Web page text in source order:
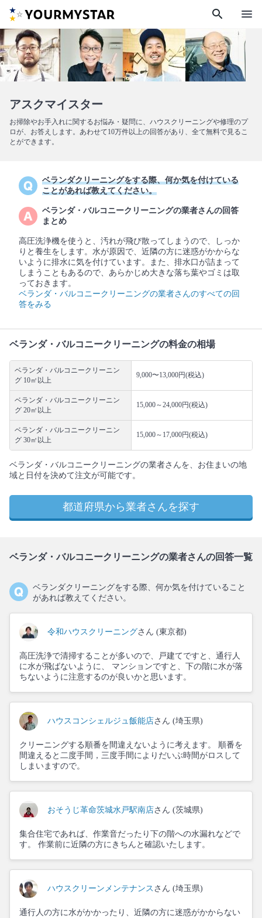
search menu
アスクマイスター
お掃除やお手入れに関するお悩み・疑問に、ハウスクリーニングや修理のプ
ロが、お答えします。あわせて10万件以上の回答があり、全て無料で見るこ
とができます。
ベランダクリーニングをする際、何か気を付けている
ことがあれば教えてください。
ベランダ・バルコニークリーニングの業者さんの回答
まとめ
高圧洗浄機を使うと、汚れが飛び散ってしまうので、しっか
りと養生をします。水が原因で、近隣の方に迷惑がかからな
いように排水に気を付けています。また、排水口が詰まって
しまうこともあるので、あらかじめ大きな落ち葉やゴミは取
っておきます。
ベランダ・バルコニークリーニングの業者さんのすべての回
答をみる
ベランダ・バルコニークリーニングの料金の相場
ベランダ・バルコニークリーニン
グ 10㎡以上
9,000〜13,000円(税込)
ベランダ・バルコニークリーニン
グ 20㎡以上
15,000～24,000円(税込)
ベランダ・バルコニークリーニン
グ 30㎡以上
15,000～17,000円(税込)
ベランダ・バルコニークリーニングの業者さんを、お住まいの地
域と日付を決めて注文が可能です。
都道府県から業者さんを探す
ベランダ・バルコニークリーニングの業者さんの回答一覧
ベランダクリーニングをする際、何か気を付けていること
があれば教えてください。
令和ハウスクリーニングさん (東京都)
高圧洗浄で清掃することが多いので、戸建てですと、通行人
に水が飛ばないように、 マンションですと、下の階に水が落
ちないように注意するのが良いかと思います。
ハウスコンシェルジュ飯能店さん (埼玉県)
クリーニングする順番を間違えないように考えます。 順番を
間違えると二度手間，三度手間によりだいぶ時間がロスして
しまいますので。
おそうじ革命茨城水戸駅南店さん (茨城県)
集合住宅であれば、作業音だったり下の階への水漏れなどで
す。 作業前に近隣の方にきちんと確認いたします。
ハウスクリーンメンテナンス さん (埼玉県)
通行人の方に水がかかったり、近隣の方に迷惑がかからない